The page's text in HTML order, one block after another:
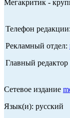
Мегакритик -
Телефон
Рекламный отдел:
Главный
Сетевое издание
Язык(и): русский